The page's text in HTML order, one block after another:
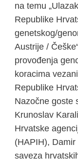
na temu
Republike
genetskog/
Austrije /
provođenja
koracima
Republike
Nazočne goste
Krunoslav
Hrvatske
(HAPIH),
saveza